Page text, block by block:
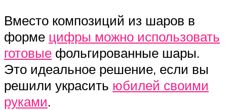
Вместо композиций из шаров в
форме цифры можно использовать
готовые фольгированные шары.
Это идеальное решение, если вы
решили украсить юбилей своими
руками.